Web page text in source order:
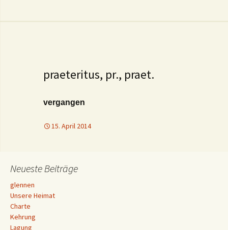
praeteritus, pr., praet.
vergangen
15. April 2014
Neueste Beiträge
glennen
Unsere Heimat
Charte
Kehrung
Lagung